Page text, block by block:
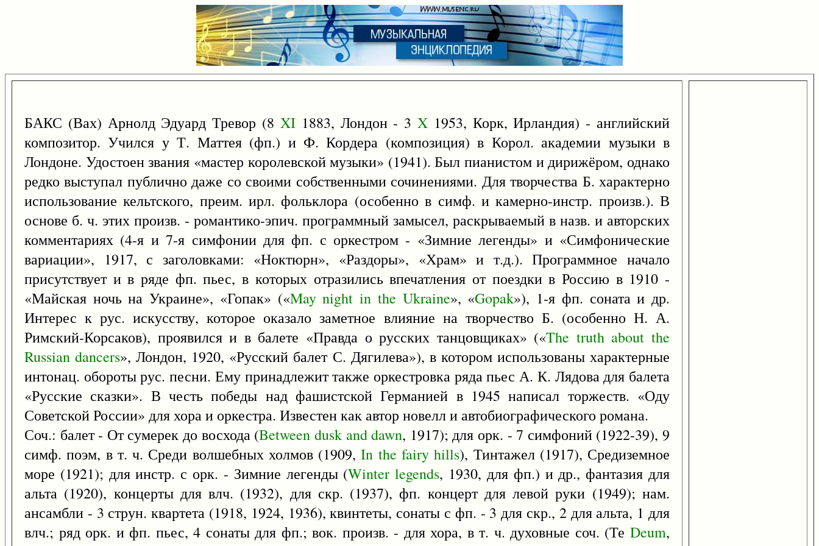
БАКС (Вах) Арнолд Эдуард Тревор (8 XI1883, Лондон - 3 X1953, Корк, Ирландия) - английский
композитор. Учился у Т. Маттея (фп.) и Ф. Кордера (композиция) в Корол. академии музыки в
Лондоне. Удостоен звания «мастер королевской музыки» (1941). Был пианистом и дирижёром, однако
редко выступал публично даже со своими собственными сочинениями. Для творчества Б. характерно
использование кельтского, преим. ирл. фольклора (особенно в симф. и камерно-инстр. произв.). В
основе б. ч. этих произв. - романтико-эпич. программный замысел, раскрываемый в назв. и авторских
комментариях (4-я и 7-я симфонии для фп. с оркестром - «Зимние легенды» и «Симфонические
вариации», 1917, с заголовками: «Ноктюрн», «Раздоры», «Храм» и т.д.). Программное начало
присутствует и в ряде фп. пьес, в которых отразились впечатления от поездки в Россию в 1910 -
«Майская ночь на Украине», «Гопак» («May night in the Ukraine», «Gopak»), 1-я фп. соната и др.
Интерес к рус. искусству, которое оказало заметное влияние на творчество Б. (особенно Н. А.
Римский-Корсаков), проявился и в балете «Правда о русских танцовщиках» («The truth about the
Russian dancers», Лондон, 1920, «Русский балет С. Дягилева»), в котором использованы характерные
интонац. обороты рус. песни. Ему принадлежит также оркестровка ряда пьес А. К. Лядова для балета
«Русские сказки». В честь победы над фашистской Германией в 1945 написал торжеств. «Оду
Советской России» для хора и оркестра. Известен как автор новелл и автобиографического романа.
Соч.: балет - От сумерек до восхода (Between dusk and dawn, 1917); для орк. - 7 симфоний (1922-39), 9
симф. поэм, в т. ч. Среди волшебных холмов (1909,In the fairy hills), Тинтажел (1917), Средиземное
море (1921); для инстр. с орк. - Зимние легенды (Winter legends, 1930, для фп.) и др., фантазия для
альта (1920), концерты для влч. (1932), для скр. (1937), фп. концерт для левой руки (1949); нам.
ансамбли - 3 струн. квартета (1918, 1924, 1936), квинтеты, сонаты с фп. - 3 для скр., 2 для альта, 1 для
влч.; ряд орк. и фп. пьес, 4 сонаты для фп.; вок. произв. - для хора, в т. ч. духовные соч. (Те Deum,